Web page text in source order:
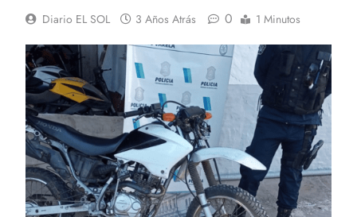
Diario EL SOL 3 Años Atrás 0 1 Minutos